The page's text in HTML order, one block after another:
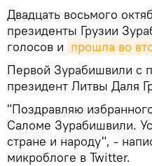
Двадцать восьмого
президенты Грузии
голосов и прошла во
Первой Зурабишвили с
президент Литвы Даля
"Поздравляю
Саломе Зурабишвили.
стране и народу", -
микроблоге в Twitter.